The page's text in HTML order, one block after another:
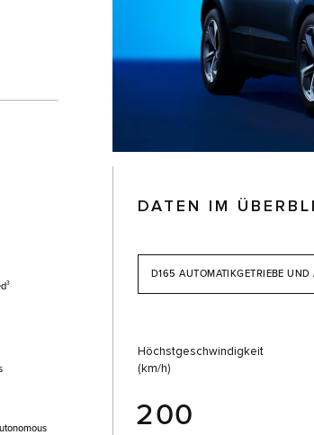
3
DATEN IM
D165 AUTOMATIKGETRIEBE
Höchstgeschwindigkeit
(km/h)
200